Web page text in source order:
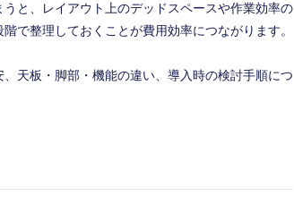
と、レイアウト上のデッドスペースや作業効率の
で整理しておくことが費用効率につながります。
天板・脚部・機能の違い、導入時の検討手順につ